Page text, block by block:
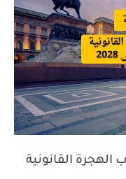
الهجرة القانونية